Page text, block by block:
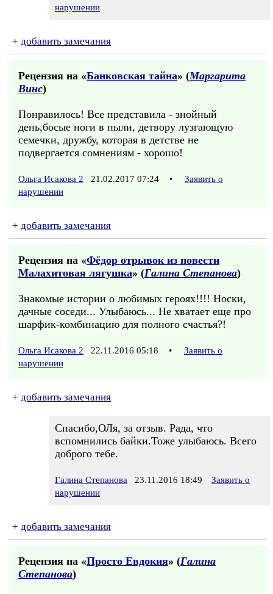
нарушении
+ добавить замечания
Рецензия на «Банковская тайна» (Маргарита
Винс)
Понравилось! Все представила - знойный
день,босые ноги в пыли, детвору лузгающую
семечки, дружбу, которая в детстве не
подвергается сомнениям - хорошо!
Ольга Исакова 2 21.02.2017 07:24 •
Заявить о
нарушении
+ добавить замечания
Рецензия на «Фёдор отрывок из повести
Малахитовая лягушка» (Галина Степанова)
Знакомые истории о любимых героях!!!! Носки,
дачные соседи... Улыбаюсь... Не хватает еще про
шарфик-комбинацию для полного счастья?!
Ольга Исакова 2 22.11.2016 05:18 •
Заявить о
нарушении
+ добавить замечания
Спасибо,ОЛя, за отзыв. Рада, что
вспомнились байки.Тоже улыбаюсь. Всего
доброго тебе.
Галина Степанова 23.11.2016 18:49
Заявить о
нарушении
+ добавить замечания
Рецензия на «Просто Евдокия» (Галина
Степанова)